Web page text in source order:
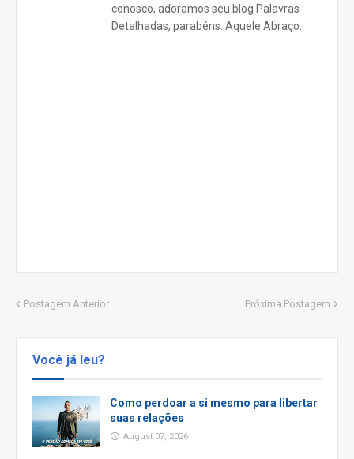
conosco, adoramos seu blog Palavras
Detalhadas, parabéns. Aquele Abraço.
Postagem Anterior Próxima Postagem
Você já leu?
Como perdoar a si mesmo para libertar
suas relações
August 07, 2026